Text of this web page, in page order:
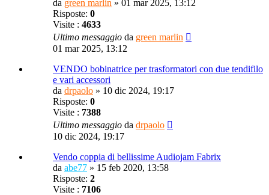
da green marlin » 01 mar 2025, 13:12
Risposte: 0
Visite : 4633
Ultimo messaggio da green marlin
01 mar 2025, 13:12
VENDO bobinatrice per trasformatori con due tendifilo
e vari accessori
da drpaolo » 10 dic 2024, 19:17
Risposte: 0
Visite : 7388
Ultimo messaggio da drpaolo
10 dic 2024, 19:17
Vendo coppia di bellissime Audiojam Fabrix
da abe77 » 15 feb 2020, 13:58
Risposte: 2
Visite : 7106